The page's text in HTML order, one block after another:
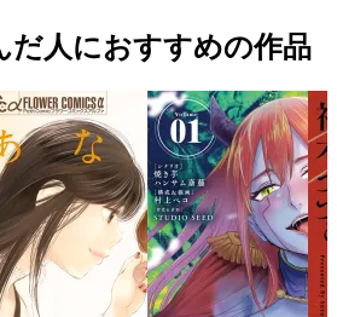
だ人におすすめの作品